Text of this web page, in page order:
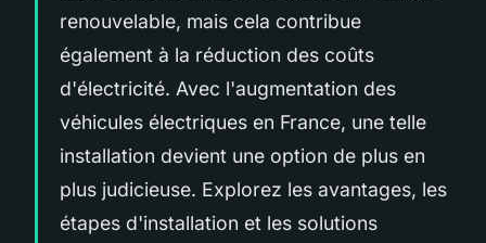
renouvelable, mais cela contribue
également à la réduction des coûts
d'électricité. Avec l'augmentation des
véhicules électriques en France, une telle
installation devient une option de plus en
plus judicieuse. Explorez les avantages, les
étapes d'installation et les solutions